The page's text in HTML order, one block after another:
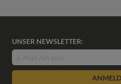
UNSER NEWSLETTER: